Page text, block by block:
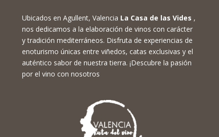
Ubicados en Agullent, Valencia La Casa de las Vides ,
nos dedicamos a la elaboración de vinos con carácter
y tradición mediterráneos. Disfruta de experiencias de
enoturismo únicas entre viñedos, catas exclusivas y el
auténtico sabor de nuestra tierra. ¡Descubre la pasión
por el vino con nosotros